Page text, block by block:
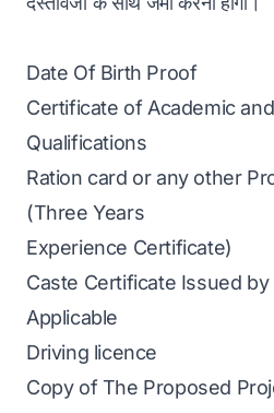
Date Of Birth Proof
Certificate of Academic
Qualifications
Ration card or any other
(Three Years
Experience Certificate)
Caste Certificate Issued by
Applicable
Driving licence
Copy of The Proposed